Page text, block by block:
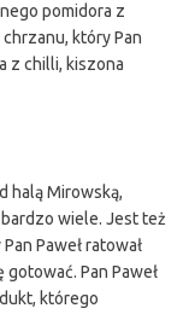
pomidora z
który Pan
z chilli, kiszona
halą Mirowską,
wiele. Jest też
Paweł ratował
Pan Paweł
którego